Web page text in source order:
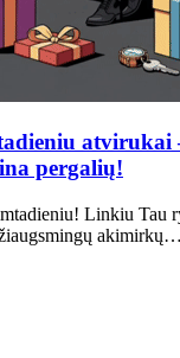
atvirukai
pergalių!
Linkiu Tau